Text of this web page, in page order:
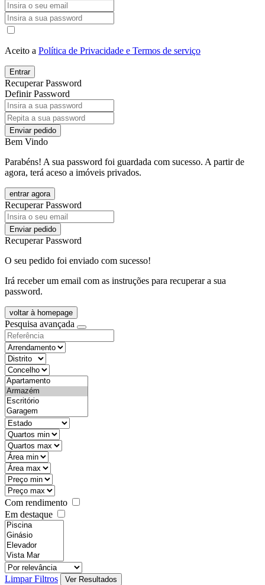
Aceito a Política de Privacidade e Termos de serviço
Entrar
Recuperar Password
Definir Password
Enviar pedido
Bem Vindo
Parabéns! A sua password foi guardada com sucesso. A partir de
agora, terá aceso a imóveis privados.
entrar agora
Recuperar Password
Enviar pedido
Recuperar Password
O seu pedido foi enviado com sucesso!
Irá receber um email com as instruções para recuperar a sua
password.
voltar à homepage
Pesquisa avançada
Com rendimento
Em destaque
Limpar Filtros Ver Resultados